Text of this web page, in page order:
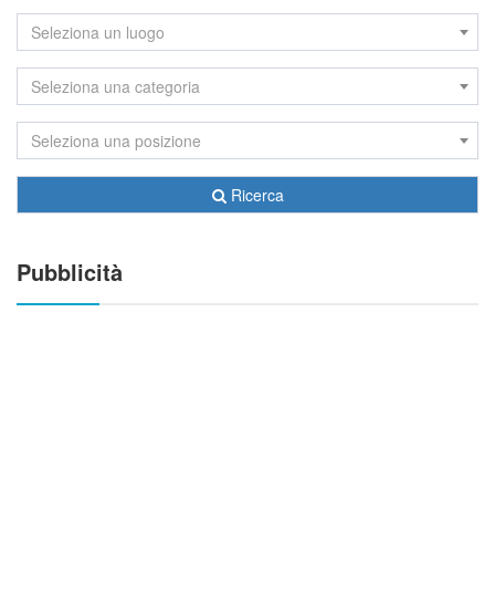
Seleziona un luogo
Seleziona una categoria
Seleziona una posizione
Ricerca
Pubblicità